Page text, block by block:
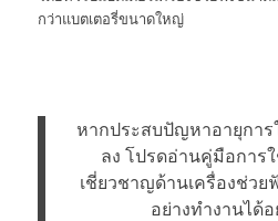
กว่าแบตเตอรี่ขนาดใหญ่
หากประสบปัญหาอายุการ
ลง โปรดอ่านคู่มือการ
เชี่ยวชาญด้านเครื่องช่วย
อย่างทำงานได้